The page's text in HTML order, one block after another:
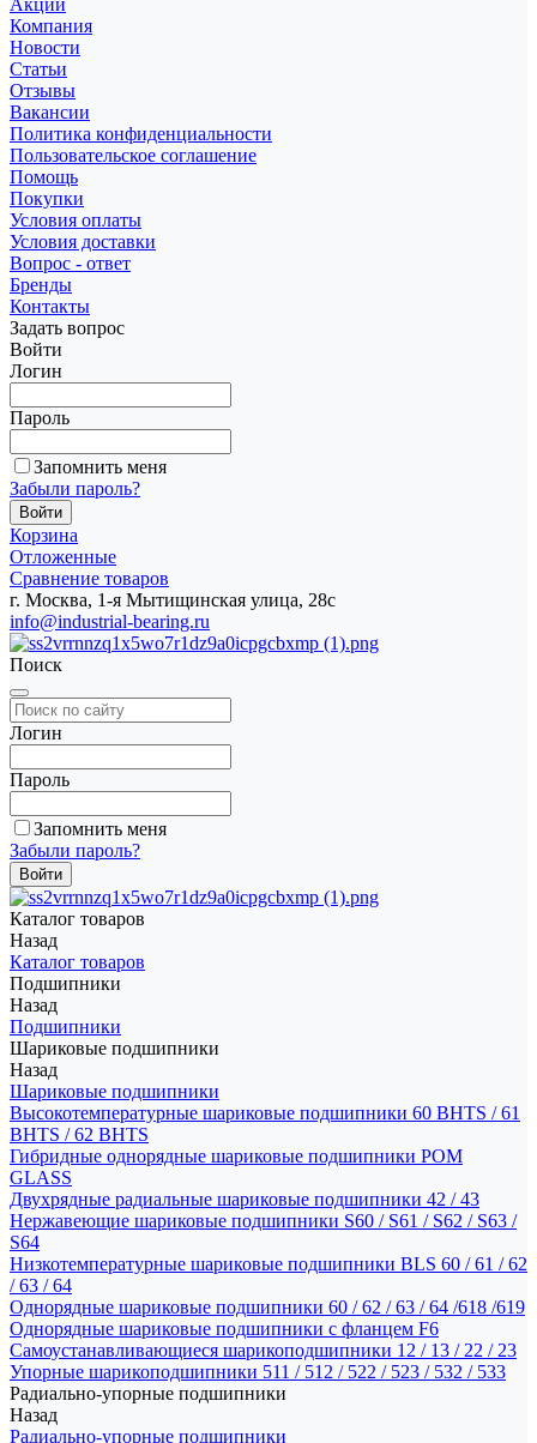
Акции
Компания
Новости
Статьи
Отзывы
Вакансии
Политика конфиденциальности
Пользовательское соглашение
Помощь
Покупки
Условия оплаты
Условия доставки
Вопрос - ответ
Бренды
Контакты
Задать вопрос
Войти
Логин
Пароль
Запомнить меня
Забыли пароль?
Корзина
Отложенные
Сравнение товаров
г. Москва, 1-я Мытищинская улица, 28с
info@industrial-bearing.ru
Поиск
Логин
Пароль
Запомнить меня
Забыли пароль?
Каталог товаров
Назад
Каталог товаров
Подшипники
Назад
Подшипники
Шариковые подшипники
Назад
Шариковые подшипники
Высокотемпературные шариковые подшипники 60 BHTS / 61
BHTS / 62 BHTS
Гибридные однорядные шариковые подшипники POM
GLASS
Двухрядные радиальные шариковые подшипники 42 / 43
Нержавеющие шариковые подшипники S60 / S61 / S62 / S63 /
S64
Низкотемпературные шариковые подшипники BLS 60 / 61 / 62
/ 63 / 64
Однорядные шариковые подшипники 60 / 62 / 63 / 64 /618 /619
Однорядные шариковые подшипники с фланцем F6
Самоустанавливающиеся шарикоподшипники 12 / 13 / 22 / 23
Упорные шарикоподшипники 511 / 512 / 522 / 523 / 532 / 533
Радиально-упорные подшипники
Назад
Радиально-упорные подшипники